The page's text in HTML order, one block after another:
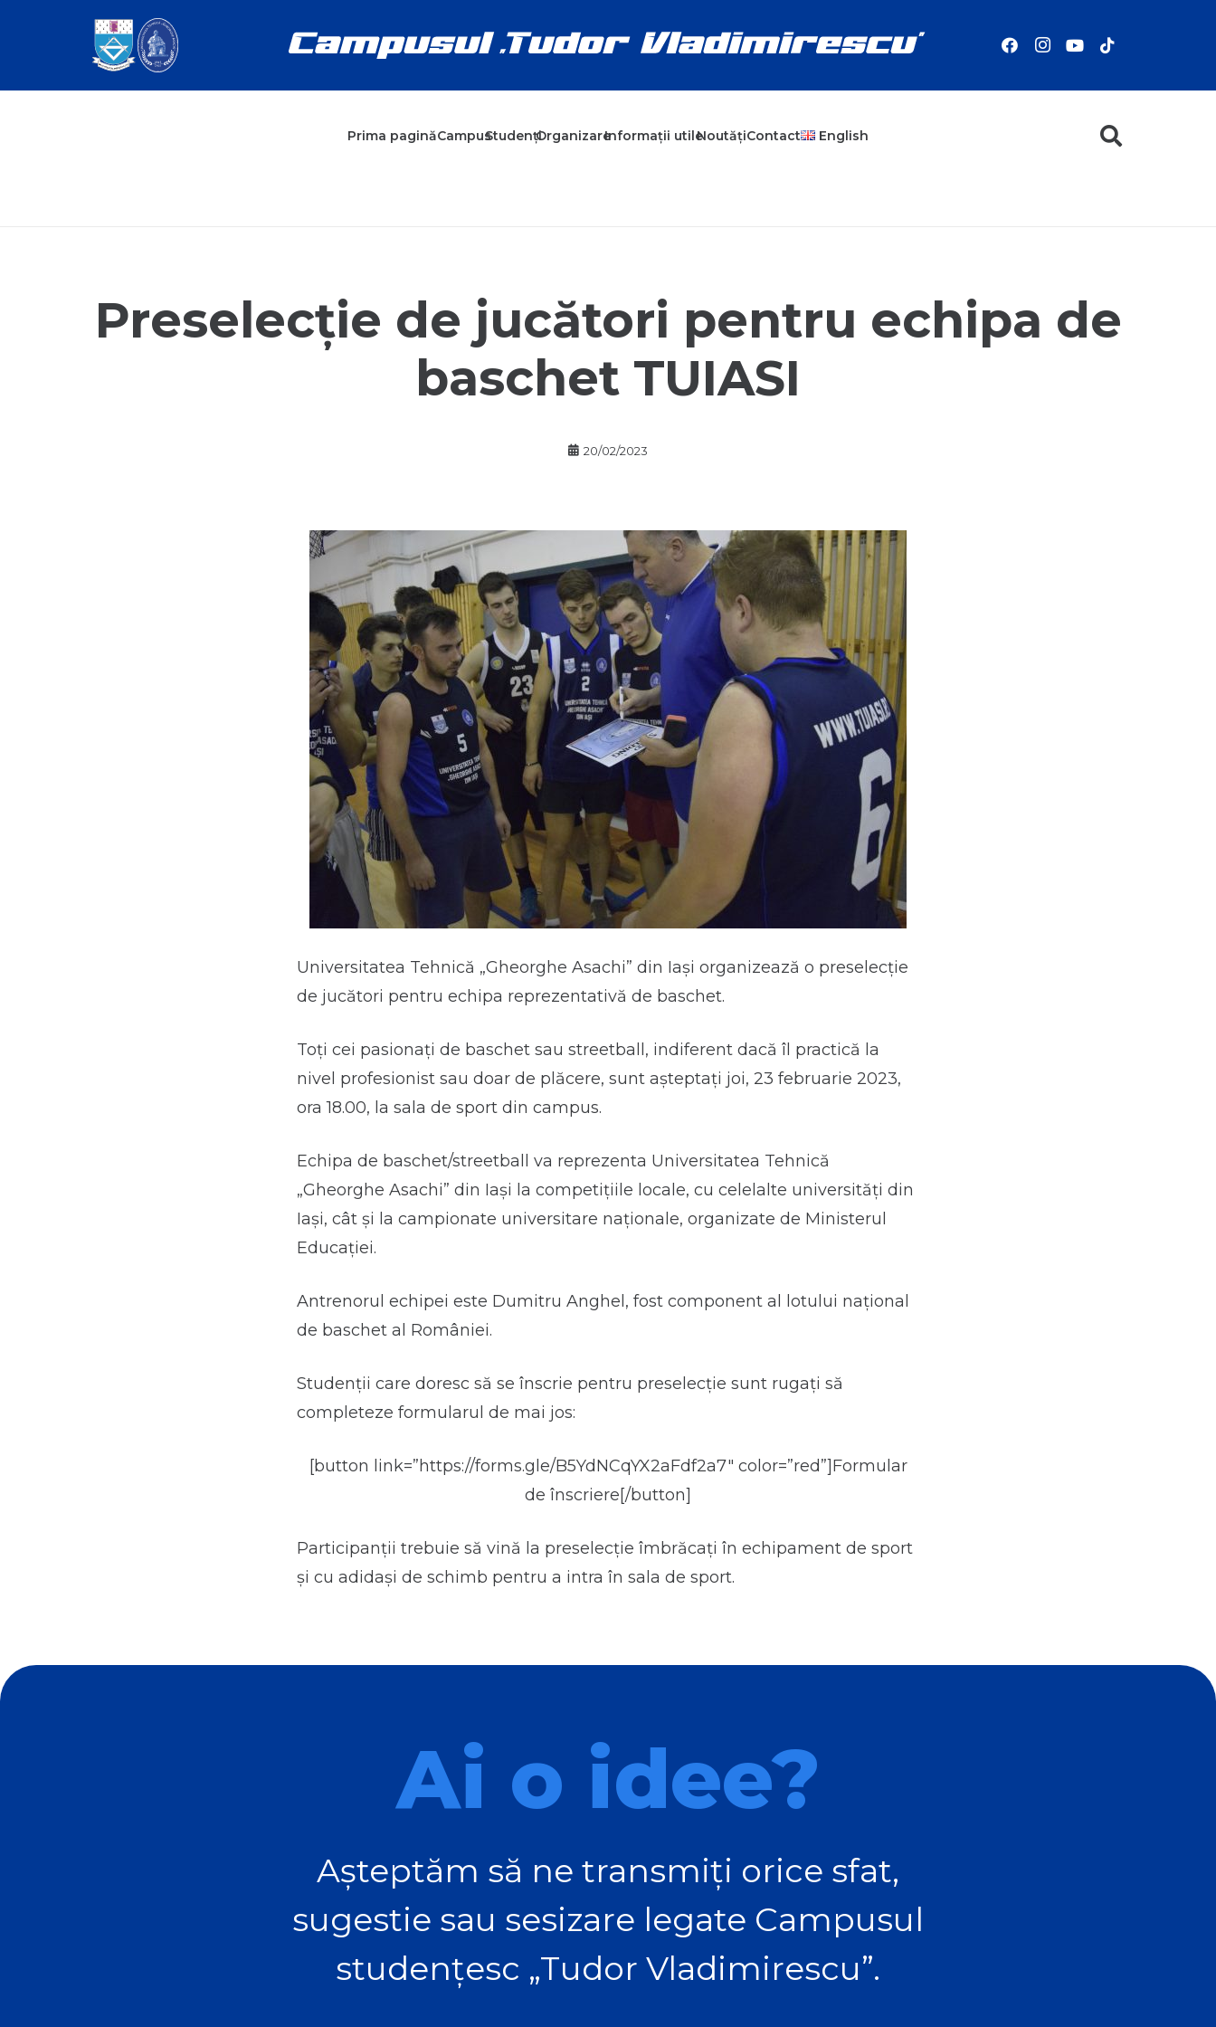
Prima paginăCampusStudențiOrganizareInformații utileNoutățiContact English
Preselecție de jucători pentru echipa de
baschet TUIASI
20/02/2023
Universitatea Tehnică „Gheorghe Asachi” din Iaşi organizează o preselecţie
de jucători pentru echipa reprezentativă de baschet.
Toți cei pasionați de baschet sau streetball, indiferent dacă îl practică la
nivel profesionist sau doar de plăcere, sunt așteptați joi, 23 februarie 2023,
ora 18.00, la sala de sport din campus.
Echipa de baschet/streetball va reprezenta Universitatea Tehnică
„Gheorghe Asachi” din Iaşi la competițiile locale, cu celelalte universități din
Iași, cât și la campionate universitare naționale, organizate de Ministerul
Educației.
Antrenorul echipei este Dumitru Anghel, fost component al lotului național
de baschet al României.
Studenții care doresc să se înscrie pentru preselecție sunt rugați să
completeze formularul de mai jos:
[button link=”https://forms.gle/B5YdNCqYX2aFdf2a7″ color=”red”]Formular
de înscriere[/button]
Participanții trebuie să vină la preselecție îmbrăcați în echipament de sport
și cu adidași de schimb pentru a intra în sala de sport.
Ai o idee?
Așteptăm să ne transmiți orice sfat,
sugestie sau sesizare legate Campusul
studențesc „Tudor Vladimirescu”.